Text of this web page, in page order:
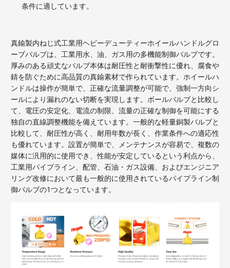
条件に適しています。
真鍮製内ねじ式工業用ヘビーデューティーホイールハンドルグロ
ーブバルブは、工業用水、油、ガス用の多機能制御バルブです。
厚みのある頑丈なバルブ本体は耐圧性と耐衝撃性に優れ、腐食や
錆を防ぐために高品質の真鍮素材で作られています。ホイールハ
ンドルは操作が簡単で、正確な流量調整が可能で、強制一方向シ
ールにより漏れのない切断を実現します。ボールバルブと比較し
て、電圧の安定化、電流の制限、流量の正確な制御を可能にする
独自の直線調整機能を備えています。一般的な軽量銅製バルブと
比較して、耐圧性が高く、耐用年数が長く、作業条件への適応性
も優れています。設置が簡単で、メンテナンスが容易で、複数の
媒体に汎用的に使用でき、性能が安定しているという利点から、
工業用パイプライン、配管、石油・ガス設備、およびエンジニア
リング改修において最も一般的に使用されているパイプライン制
御バルブの1つとなっています。